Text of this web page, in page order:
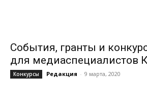
События, гранты и
для медиаспециалистов
Конкурсы Редакция - 9 марта, 2020